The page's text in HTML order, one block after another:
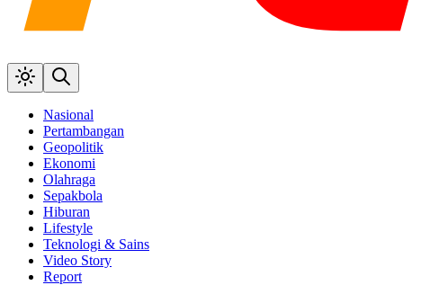
Nasional
Pertambangan
Geopolitik
Ekonomi
Olahraga
Sepakbola
Hiburan
Lifestyle
Teknologi & Sains
Video Story
Report